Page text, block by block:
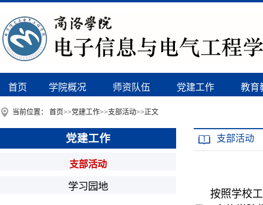
首页 学院概况 师资队伍 党建工作 教育
当前位置： 首页>>党建工作>>支部活动>>正文
党建工作
支部活动
学习园地
支部活动
按照学校